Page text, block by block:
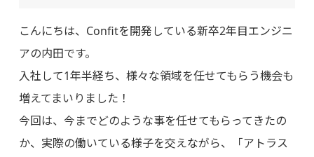
こんにちは、Confitを開発している新卒2年目エンジニ
アの内田です。
入社して1年半経ち、様々な領域を任せてもらう機会も
増えてまいりました！
今回は、今までどのような事を任せてもらってきたの
か、実際の働いている様子を交えながら、「アトラス